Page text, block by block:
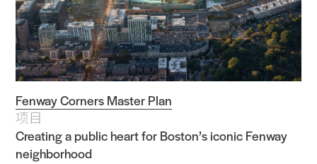
Fenway Corners Master Plan
项目
Creating a public heart for Boston’s iconic Fenway
neighborhood